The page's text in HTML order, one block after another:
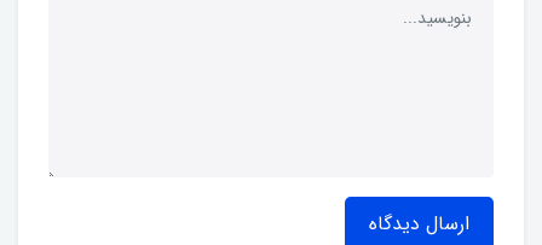
ارسال دیدگاه